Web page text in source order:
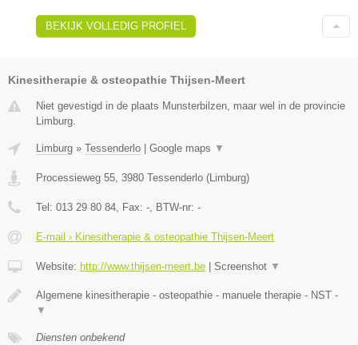
BEKIJK VOLLEDIG PROFIEL
Kinesitherapie & osteopathie Thijsen-Meert
Niet gevestigd in de plaats Munsterbilzen, maar wel in de provincie
Limburg.
Limburg » Tessenderlo Google maps ▼
Processieweg 55, 3980 Tessenderlo (Limburg)
Tel: 013 29 80 84, Fax: -, BTW-nr: -
E-mail › Kinesitherapie & osteopathie Thijsen-Meert
Website: http://www.thijsen-meert.be Screenshot ▼
Algemene kinesitherapie - osteopathie - manuele therapie - NST -
▼
Diensten onbekend